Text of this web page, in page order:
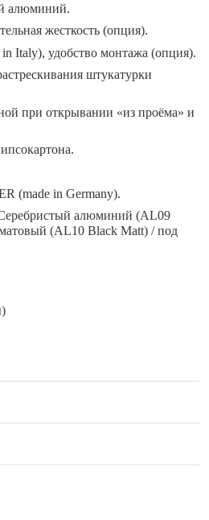
алюминий.
жесткость (опция).
Italy), удобство монтажа (опция).
штукатурки
при открывании «из проёма» и
(made in Germany).
алюминий (AL09
(AL10 Black Matt) / под